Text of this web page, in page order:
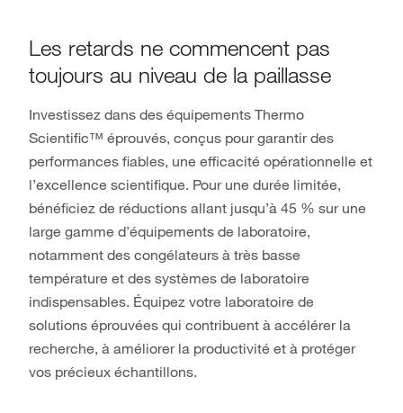
Les retards ne commencent pas
toujours au niveau de la paillasse
Investissez dans des équipements Thermo
Scientific™ éprouvés, conçus pour garantir des
performances fiables, une efficacité opérationnelle et
l’excellence scientifique. Pour une durée limitée,
bénéficiez de réductions allant jusqu’à 45 % sur une
large gamme d’équipements de laboratoire,
notamment des congélateurs à très basse
température et des systèmes de laboratoire
indispensables. Équipez votre laboratoire de
solutions éprouvées qui contribuent à accélérer la
recherche, à améliorer la productivité et à protéger
vos précieux échantillons.